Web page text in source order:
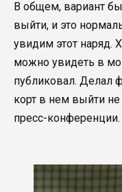
В общем, вариант
выйти, и это
увидим этот наряд.
можно увидеть в
публиковал. Делал
корт в нем выйти не
пресс-конференции.